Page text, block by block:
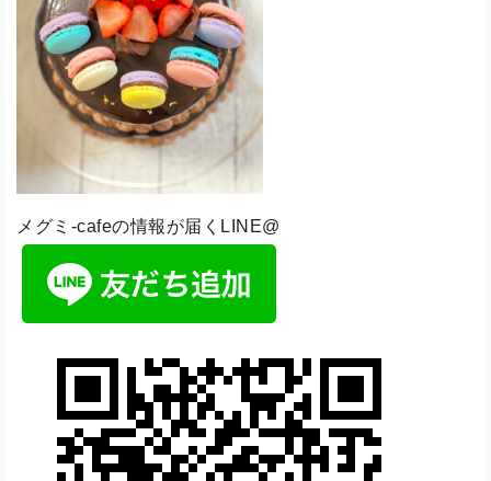
メグミ-cafeの情報が届くLINE@